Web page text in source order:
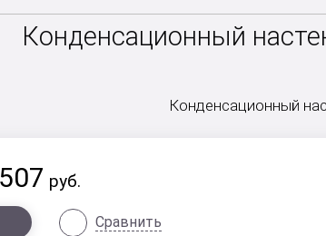
Конденсационный
Конденсационный
руб.
Сравнить